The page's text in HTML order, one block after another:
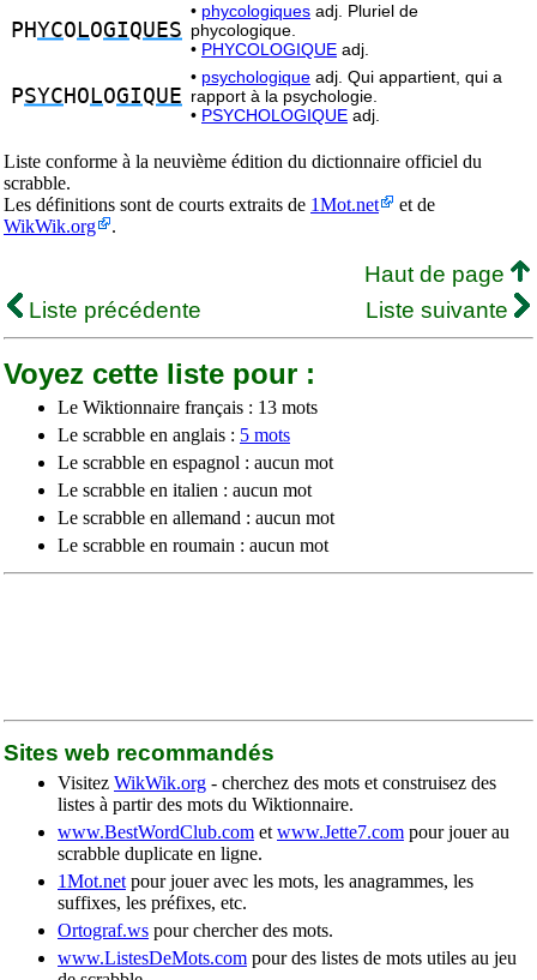
PHYCO LOGIQUES
• phycologiques adj. Pluriel de
phycologique.
• PHYCOLOGIQUE adj.
PSYC HO LOGIQUE
• psychologique adj. Qui appartient, qui a
rapport à la psychologie.
• PSYCHOLOGIQUE adj.
Liste conforme à la neuvième édition du dictionnaire officiel du
scrabble.
Les définitions sont de courts extraits de 1Mot.net
et de
WikWik.org
.
Haut de page
Liste précédente
Liste suivante
Voyez cette liste pour :
Le Wiktionnaire français : 13 mots
Le scrabble en anglais : 5 mots
Le scrabble en espagnol : aucun mot
Le scrabble en italien : aucun mot
Le scrabble en allemand : aucun mot
Le scrabble en roumain : aucun mot
Sites web recommandés
Visitez WikWik.org - cherchez des mots et construisez des
listes à partir des mots du Wiktionnaire.
www.BestWordClub.com et www.Jette7.com pour jouer au
scrabble duplicate en ligne.
1Mot.net pour jouer avec les mots, les anagrammes, les
suffixes, les préfixes, etc.
Ortograf.ws pour chercher des mots.
www.ListesDeMots.com pour des listes de mots utiles au jeu